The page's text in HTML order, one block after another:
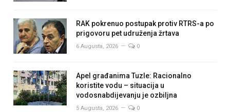
RAK pokrenuo postupak protiv RTRS-a po
prigovoru pet udruženja žrtava
6 Augusta, 2026 0
Apel građanima Tuzle: Racionalno
koristite vodu – situacija u
vodosnabdijevanju je ozbiljna
5 Augusta, 2026 0